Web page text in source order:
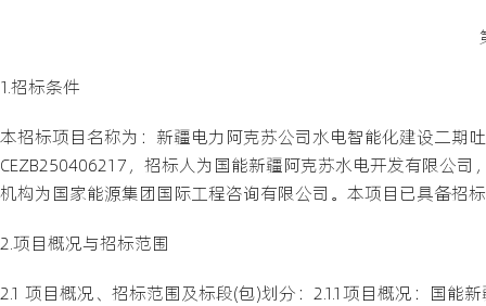
1.招标条件
本招标项目名称为：新疆电力阿克苏公司水电智能化建设二期
CEZB250406217，招标人为国能新疆阿克苏水电开发有限公
机构为国家能源集团国际工程咨询有限公司。本项目已具备招
2.项目概况与招标范围
2.1 项目概况、招标范围及标段(包)划分：2.1.1项目概况：国能